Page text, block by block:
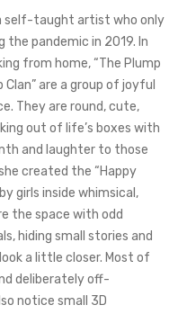
a self-taught artist who only
the pandemic in 2019. In
from home, “The Plump
are a group of joyful
They are round, cute,
out of life’s boxes with
and laughter to those
created the “Happy
girls inside whimsical,
the space with odd
hiding small stories and
a little closer. Most of
deliberately off-
notice small 3D